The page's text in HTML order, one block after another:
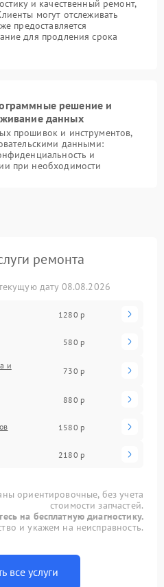
и качественный ремонт,
могут отслеживать
предоставляется
для продления срока
решение и
данных
прошивок и инструментов,
данными:
и
при необходимости
ремонта
дату 08.08.2026
1280 р
580 р
и
730 р
880 р
1580 р
2180 р
ориентировочные, без учета
стоимости запчастей.
на бесплатную диагностику.
и укажем на неисправность.
все услуги